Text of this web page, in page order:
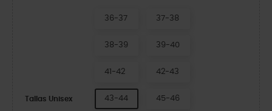
Tallas Unisex
36-37 37-38
38-39 39-40
41-42 42-43
43-44 45-46